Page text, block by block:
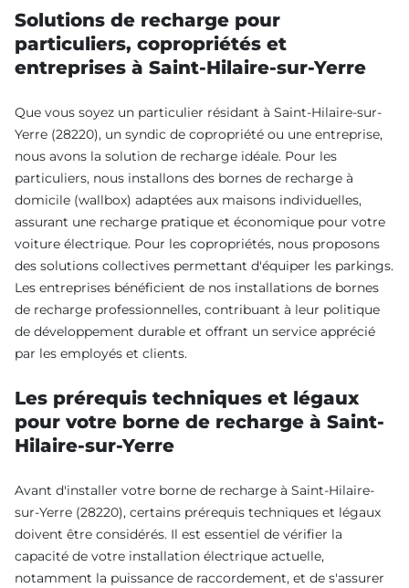
Solutions de recharge pour
particuliers, copropriétés et
entreprises à Saint-Hilaire-sur-Yerre
Que vous soyez un particulier résidant à Saint-Hilaire-sur-
Yerre (28220), un syndic de copropriété ou une entreprise,
nous avons la solution de recharge idéale. Pour les
particuliers, nous installons des bornes de recharge à
domicile (wallbox) adaptées aux maisons individuelles,
assurant une recharge pratique et économique pour votre
voiture électrique. Pour les copropriétés, nous proposons
des solutions collectives permettant d'équiper les parkings.
Les entreprises bénéficient de nos installations de bornes
de recharge professionnelles, contribuant à leur politique
de développement durable et offrant un service apprécié
par les employés et clients.
Les prérequis techniques et légaux
pour votre borne de recharge à Saint-
Hilaire-sur-Yerre
Avant d'installer votre borne de recharge à Saint-Hilaire-
sur-Yerre (28220), certains prérequis techniques et légaux
doivent être considérés. Il est essentiel de vérifier la
capacité de votre installation électrique actuelle,
notamment la puissance de raccordement, et de s'assurer